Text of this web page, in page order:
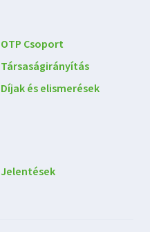
OTP Csoport
Társaságirányítás
Díjak és elismerések
Jelentések